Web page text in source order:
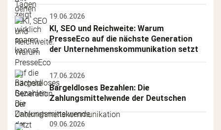
19.06.2026
KI, SEO und Reichweite: Warum
PresseEco auf die nächste Generation
der Unternehmenskommunikation setzt
17.06.2026
Bargeldloses Bezahlen: Die
Zahlungsmittelwende der Deutschen
09.06.2026